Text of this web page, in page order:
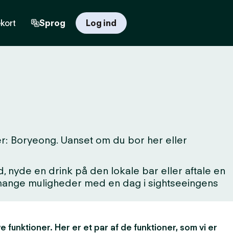
Sprog Log ind
Boryeong. Uanset om du bor her eller
nyde en drink på den lokale bar eller aftale en
muligheder med en dag i sightseeingens
funktioner. Her er et par af de funktioner, som vi er